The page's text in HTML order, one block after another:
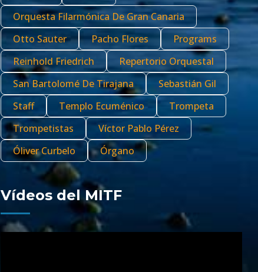
Orquesta Filarmónica De Gran Canaria
Otto Sauter
Pacho Flores
Programs
Reinhold Friedrich
Repertorio Orquestal
San Bartolomé De Tirajana
Sebastián Gil
Staff
Templo Ecuménico
Trompeta
Trompetistas
Víctor Pablo Pérez
Óliver Curbelo
Órgano
Vídeos del MITF